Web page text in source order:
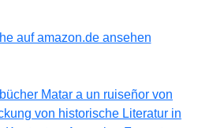
auf amazon.de ansehen